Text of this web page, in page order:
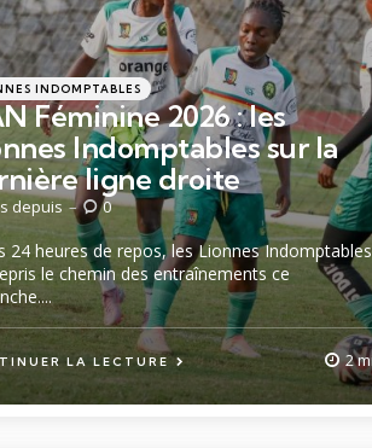
INDOMPTABLES
Féminine 2026 : les
Indomptables sur la
ligne droite
depuis 0
24 heures de repos, les Lionnes Indomptables
le chemin des entraînements ce
LA LECTURE 2